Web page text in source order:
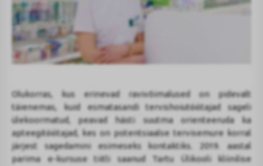
Olukorras, kus erinevad ravivõimalused on pidevalt
täienemas, kuid esmatasandi tervishoiutöötajad sageli
ülekoormatud, peavad hästi suutma orienteeruda ka
apteegitöötajad, kes on potentsiaalse tervisemure korral
järjest sagedamini esimeseks kontaktiks. 2019. aastal
parima e-kursuse tiitli saanud Tartu Ülikooli kliinilise